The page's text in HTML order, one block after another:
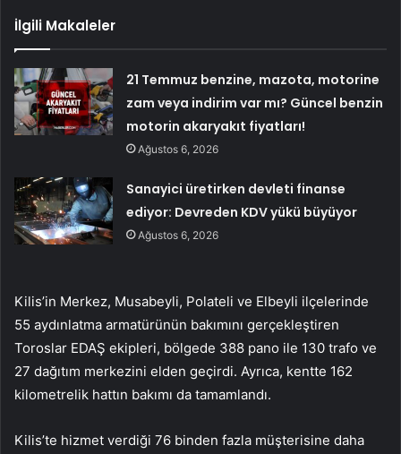
İlgili Makaleler
21 Temmuz benzine, mazota, motorine
zam veya indirim var mı? Güncel benzin
motorin akaryakıt fiyatları!
Ağustos 6, 2026
Sanayici üretirken devleti finanse
ediyor: Devreden KDV yükü büyüyor
Ağustos 6, 2026
Kilis’in Merkez, Musabeyli, Polateli ve Elbeyli ilçelerinde
55 aydınlatma armatürünün bakımını gerçekleştiren
Toroslar EDAŞ ekipleri, bölgede 388 pano ile 130 trafo ve
27 dağıtım merkezini elden geçirdi. Ayrıca, kentte 162
kilometrelik hattın bakımı da tamamlandı.
Kilis’te hizmet verdiği 76 binden fazla müşterisine daha